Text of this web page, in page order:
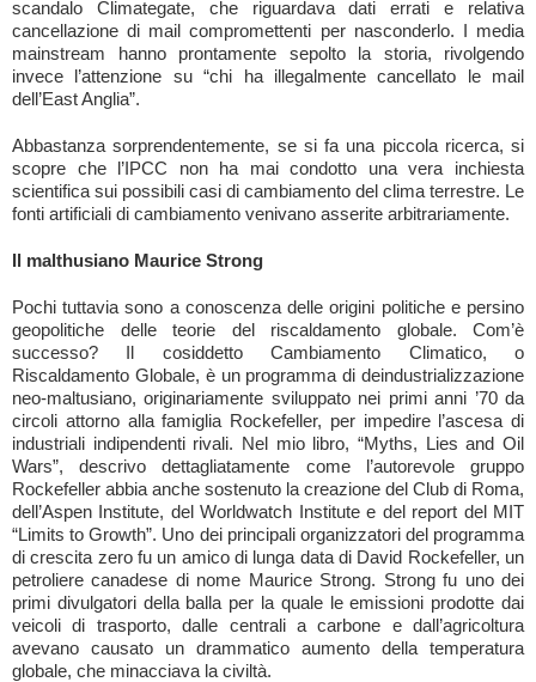
scandalo Climategate, che riguardava dati errati e relativa
cancellazione di mail compromettenti per nasconderlo. I media
mainstream hanno prontamente sepolto la storia, rivolgendo
invece l’attenzione su “chi ha illegalmente cancellato le mail
dell’East Anglia”.
Abbastanza sorprendentemente, se si fa una piccola ricerca, si
scopre che l’IPCC non ha mai condotto una vera inchiesta
scientifica sui possibili casi di cambiamento del clima terrestre. Le
fonti artificiali di cambiamento venivano asserite arbitrariamente.
Il malthusiano Maurice Strong
Pochi tuttavia sono a conoscenza delle origini politiche e persino
geopolitiche delle teorie del riscaldamento globale. Com’è
successo? Il cosiddetto Cambiamento Climatico, o
Riscaldamento Globale, è un programma di deindustrializzazione
neo-maltusiano, originariamente sviluppato nei primi anni ’70 da
circoli attorno alla famiglia Rockefeller, per impedire l’ascesa di
industriali indipendenti rivali. Nel mio libro, “Myths, Lies and Oil
Wars”, descrivo dettagliatamente come l’autorevole gruppo
Rockefeller abbia anche sostenuto la creazione del Club di Roma,
dell’Aspen Institute, del Worldwatch Institute e del report del MIT
“Limits to Growth”. Uno dei principali organizzatori del programma
di crescita zero fu un amico di lunga data di David Rockefeller, un
petroliere canadese di nome Maurice Strong. Strong fu uno dei
primi divulgatori della balla per la quale le emissioni prodotte dai
veicoli di trasporto, dalle centrali a carbone e dall’agricoltura
avevano causato un drammatico aumento della temperatura
globale, che minacciava la civiltà.